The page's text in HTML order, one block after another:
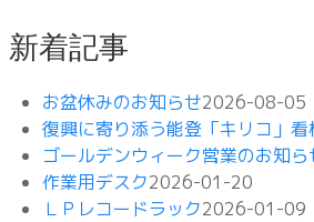
新着記事
お盆休みのお知らせ2026-08-05
復興に寄り添う能登「キリコ」看
ゴールデンウィーク営業のお知ら
作業用デスク2026-01-20
ＬＰレコードラック2026-01-09